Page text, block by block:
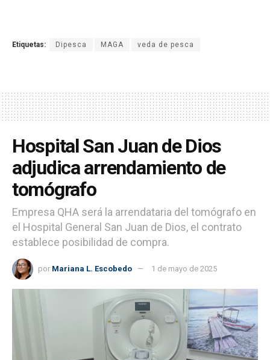
Etiquetas: Dipesca MAGA veda de pesca
Hospital San Juan de Dios
adjudica arrendamiento de
tomógrafo
Empresa QHA será la arrendataria del tomógrafo en
el Hospital General San Juan de Dios, el contrato
establece posibilidad de compra.
por Mariana L. Escobedo 1 de mayo de 2025